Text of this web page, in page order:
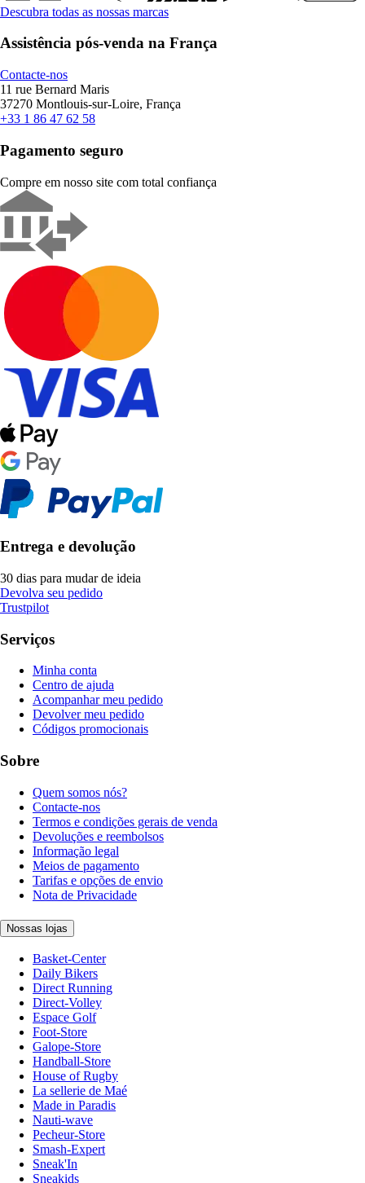
Descubra todas as nossas marcas
Assistência pós-venda na França
Contacte-nos
11 rue Bernard Maris
37270 Montlouis-sur-Loire, França
+33 1 86 47 62 58
Pagamento seguro
Compre em nosso site com total confiança
Entrega e devolução
30 dias para mudar de ideia
Devolva seu pedido
Trustpilot
Serviços
Minha conta
Centro de ajuda
Acompanhar meu pedido
Devolver meu pedido
Códigos promocionais
Sobre
Quem somos nós?
Contacte-nos
Termos e condições gerais de venda
Devoluções e reembolsos
Informação legal
Meios de pagamento
Tarifas e opções de envio
Nota de Privacidade
Nossas lojas
Basket-Center
Daily Bikers
Direct Running
Direct-Volley
Espace Golf
Foot-Store
Galope-Store
Handball-Store
House of Rugby
La sellerie de Maé
Made in Paradis
Nauti-wave
Pecheur-Store
Smash-Expert
Sneak'In
Sneakids